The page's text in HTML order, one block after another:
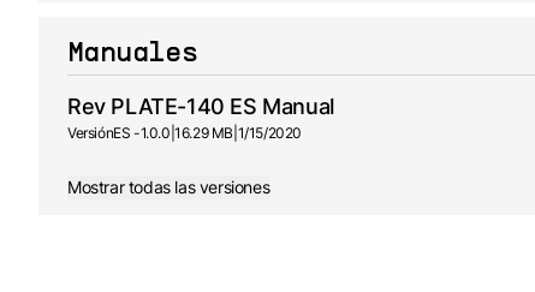
Manuales
Rev PLATE-140 ES Manual
VersiónES -1.0.0 |16.29 MB 1/15/2020
Mostrar todas las versiones